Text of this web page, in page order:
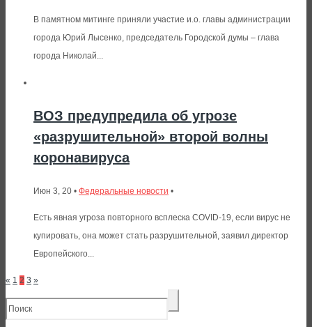
В памятном митинге приняли участие и.о. главы администрации
города Юрий Лысенко, председатель Городской думы – глава
города Николай...
ВОЗ предупредила об угрозе
«разрушительной» второй волны
коронавируса
Июн 3, 20 • Федеральные новости •
Есть явная угроза повторного всплеска COVID-19, если вирус не
купировать, она может стать разрушительной, заявил директор
Европейского...
« 1 2 3 »